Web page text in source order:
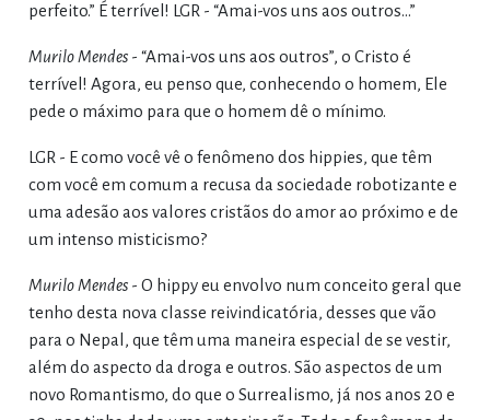
perfeito.” É terrível! LGR - “Amai-vos uns aos outros…”
Murilo Mendes- “Amai-vos uns aos outros”, o Cristo é
terrível! Agora, eu penso que, conhecendo o homem, Ele
pede o máximo para que o homem dê o mínimo.
LGR - E como você vê o fenômeno dos hippies, que têm
com você em comum a recusa da sociedade robotizante e
uma adesão aos valores cristãos do amor ao próximo e de
um intenso misticismo?
Murilo Mendes- O hippy eu envolvo num conceito geral que
tenho desta nova classe reivindicatória, desses que vão
para o Nepal, que têm uma maneira especial de se vestir,
além do aspecto da droga e outros. São aspectos de um
novo Romantismo, do que o Surrealismo, já nos anos 20 e